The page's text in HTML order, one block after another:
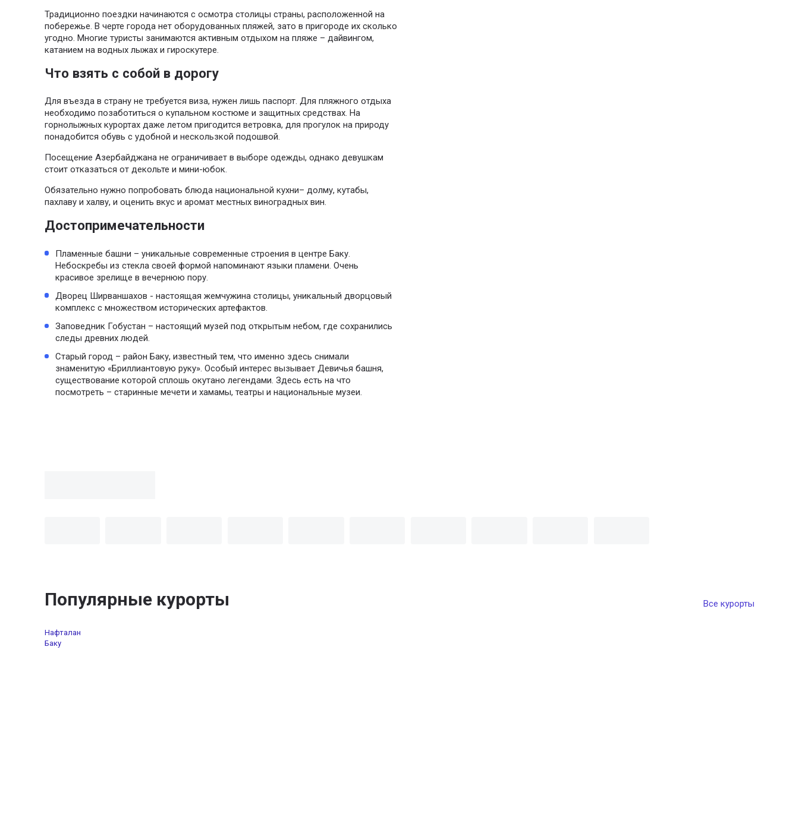
Традиционно поездки начинаются с осмотра столицы страны, расположенной на
побережье. В черте города нет оборудованных пляжей, зато в пригороде их сколько
угодно. Многие туристы занимаются активным отдыхом на пляже – дайвингом,
катанием на водных лыжах и гироскутере.
Что взять с собой в дорогу
Для въезда в страну не требуется виза, нужен лишь паспорт. Для пляжного отдыха
необходимо позаботиться о купальном костюме и защитных средствах. На
горнолыжных курортах даже летом пригодится ветровка, для прогулок на природу
понадобится обувь с удобной и нескользкой подошвой.
Посещение Азербайджана не ограничивает в выборе одежды, однако девушкам
стоит отказаться от декольте и мини-юбок.
Обязательно нужно попробовать блюда национальной кухни– долму, кутабы,
пахлаву и халву, и оценить вкус и аромат местных виноградных вин.
Достопримечательности
Пламенные башни – уникальные современные строения в центре Баку.
Небоскребы из стекла своей формой напоминают языки пламени. Очень
красивое зрелище в вечернюю пору.
Дворец Ширваншахов - настоящая жемчужина столицы, уникальный дворцовый
комплекс с множеством исторических артефактов.
Заповедник Гобустан – настоящий музей под открытым небом, где сохранились
следы древних людей.
Старый город – район Баку, известный тем, что именно здесь снимали
знаменитую «Бриллиантовую руку». Особый интерес вызывает Девичья башня,
существование которой сплошь окутано легендами. Здесь есть на что
посмотреть – старинные мечети и хамамы, театры и национальные музеи.
Популярные курорты Все курорты
Нафталан
Баку